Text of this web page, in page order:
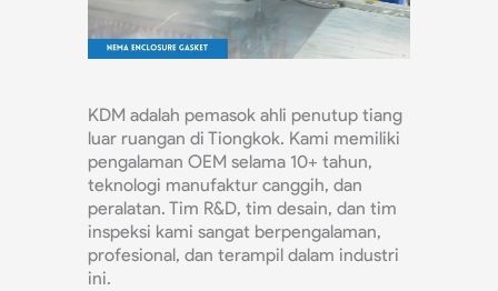
KDM adalah pemasok ahli penutup tiang
luar ruangan di Tiongkok. Kami memiliki
pengalaman OEM selama 10+ tahun,
teknologi manufaktur canggih, dan
peralatan. Tim R&D, tim desain, dan tim
inspeksi kami sangat berpengalaman,
profesional, dan terampil dalam industri
ini.